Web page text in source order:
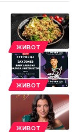
ЖИВОТ
ЖИВОТ
ЖИВОТ